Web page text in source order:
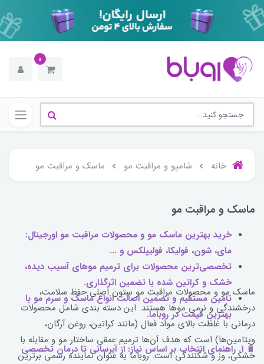
0
خانه شامپو و مراقبت مو ماسک و مراقبت مو
ماسک و مراقبت مو
خرید بهترین ماسک مو و محصولات مراقبت مو اورجینال:
مای، شون، فولیکا، فولیپلکس و ...
تخصصی‌ترین محصولات برای ترمیم موهای آسیب دیده،
خشک و کراتین شده با تضمین اثرگذاری.
تأمین مستقیم و تضمین اصالت انواع ماسک و سرم مو با
بهترین قیمت در روباما.
ماسک مو و محصولات مراقبت مو ستون اصلی حفظ سلامت،
درخشندگی و نرمی موها هستند. این دسته بندی شامل محصولات
درمانی با غلظت بالای مواد فعال (مانند کراتین، روغن آرگان،
ویتامین‌ها) است که هدف آن‌ها ترمیم عمقی ساختار مو و مقابله با
خشکی، وز و شکنندگی است. روباما به عنوان نماینده رسمی برترین
🧴 ۱. راهنمای انتخاب بر اساس نیاز: از آبرسانی تا درمان تخصصی